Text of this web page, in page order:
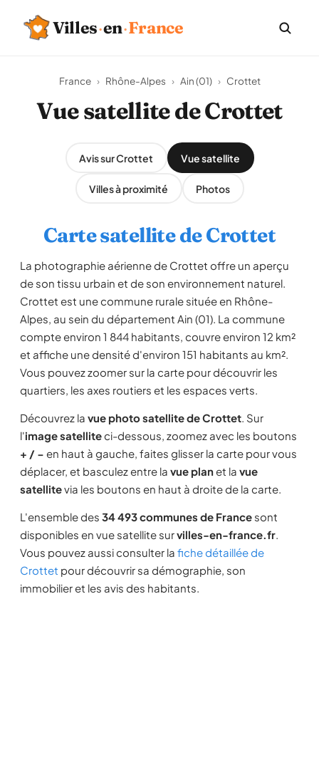
Villes·en·France
France › Rhône-Alpes › Ain (01) › Crottet
Vue satellite de Crottet
Avis sur Crottet Vue satellite
Villes à proximité Photos
Carte satellite de Crottet
La photographie aérienne de Crottet offre un aperçu
de son tissu urbain et de son environnement naturel.
Crottet est une commune rurale située en Rhône-
Alpes, au sein du département Ain (01). La commune
compte environ 1 844 habitants, couvre environ 12 km²
et affiche une densité d'environ 151 habitants au km².
Vous pouvez zoomer sur la carte pour découvrir les
quartiers, les axes routiers et les espaces verts.
Découvrez la vue photo satellite de Crottet. Sur
l'image satelliteci-dessous, zoomez avec les boutons
+ / − en haut à gauche, faites glisser la carte pour vous
déplacer, et basculez entre la vue planet la vue
satellitevia les boutons en haut à droite de la carte.
L'ensemble des 34 493 communes de France sont
disponibles en vue satellite survilles-en-france.fr.
Vous pouvez aussi consulter la fiche détaillée de
Crottet pour découvrir sa démographie, son
immobilier et les avis des habitants.